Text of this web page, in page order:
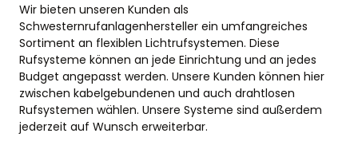
Wir bieten unseren Kunden als
Schwesternrufanlagenhersteller ein umfangreiches
Sortiment an flexiblen Lichtrufsystemen. Diese
Rufsysteme können an jede Einrichtung und an jedes
Budget angepasst werden. Unsere Kunden können hier
zwischen kabelgebundenen und auch drahtlosen
Rufsystemen wählen. Unsere Systeme sind außerdem
jederzeit auf Wunsch erweiterbar.